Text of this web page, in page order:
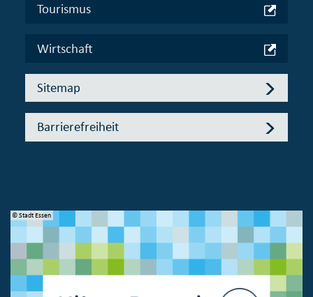
Tourismus
Wirtschaft
Sitemap
Barrierefreiheit
© Stadt Essen